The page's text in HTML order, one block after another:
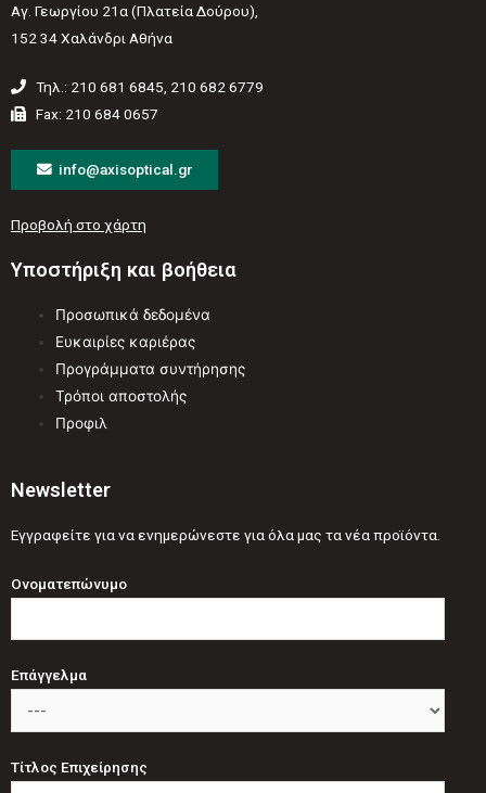
Αγ. Γεωργίου 21α (Πλατεία Δούρου),
152 34 Χαλάνδρι Αθήνα
Τηλ.: 210 681 6845, 210 682 6779
Fax: 210 684 0657
info@axisoptical.gr
Προβολή στο χάρτη
Υποστήριξη και βοήθεια
Προσωπικά δεδομένα
Ευκαιρίες καριέρας
Προγράμματα συντήρησης
Τρόποι αποστολής
Προφιλ
Newsletter
Εγγραφείτε για να ενημερώνεστε για όλα μας τα νέα προϊόντα.
Ονοματεπώνυμο
Επάγγελμα
Τίτλος Επιχείρησης